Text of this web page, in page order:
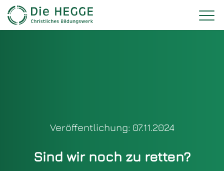
Veröffentlichung: 07.11.2024
Sind wir noch zu retten?